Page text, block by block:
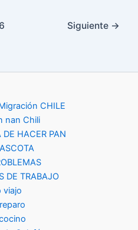
6 Siguiente →
CHILE
nan Chili
HACER PAN
DE TRABAJO
viajo